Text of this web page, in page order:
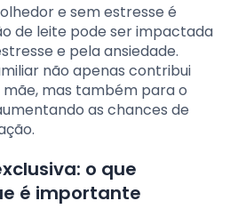
e sem estresse é
de leite pode ser impactada
e pela ansiedade.
não apenas contribui
mas também para o
as chances de
o que
é importante